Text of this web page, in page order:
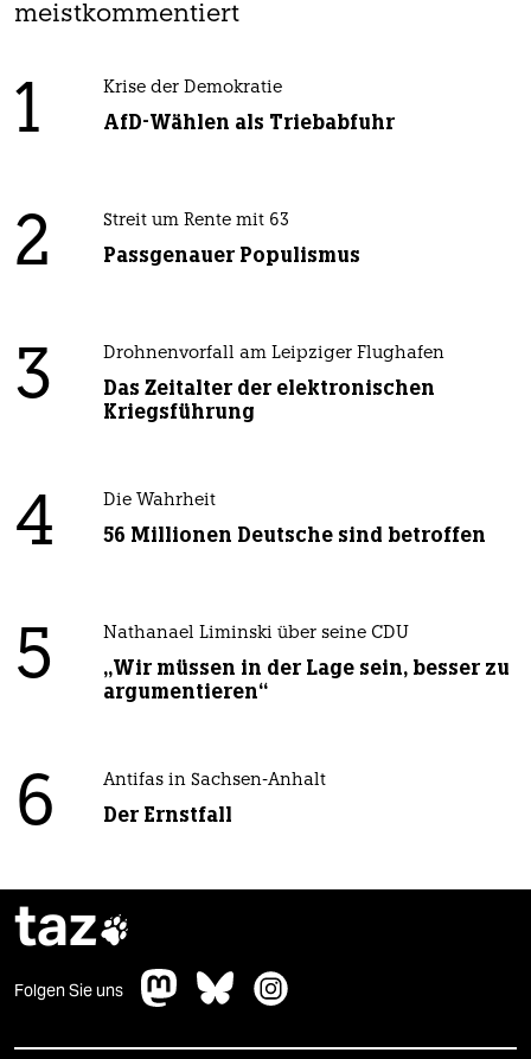
meistkommentiert
1 Krise der Demokratie
AfD-Wählen als Triebabfuhr
2 Streit um Rente mit 63
Passgenauer Populismus
3 Drohnenvorfall am Leipziger Flughafen
Das Zeitalter der elektronischen
Kriegsführung
4 Die Wahrheit
56 Millionen Deutsche sind betroffen
5 Nathanael Liminski über seine CDU
„Wir müssen in der Lage sein, besser zu
argumentieren“
6 Antifas in Sachsen-Anhalt
Der Ernstfall
taz
Folgen Sie uns